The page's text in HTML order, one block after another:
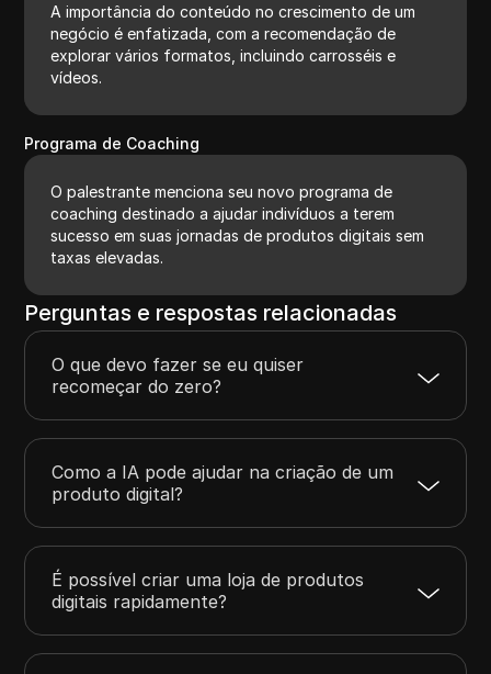
A importância do conteúdo no crescimento de um
negócio é enfatizada, com a recomendação de
explorar vários formatos, incluindo carrosséis e
vídeos.
Programa de Coaching
O palestrante menciona seu novo programa de
coaching destinado a ajudar indivíduos a terem
sucesso em suas jornadas de produtos digitais sem
taxas elevadas.
Perguntas e respostas relacionadas
O que devo fazer se eu quiser
recomeçar do zero?
Como a IA pode ajudar na criação de um
produto digital?
É possível criar uma loja de produtos
digitais rapidamente?